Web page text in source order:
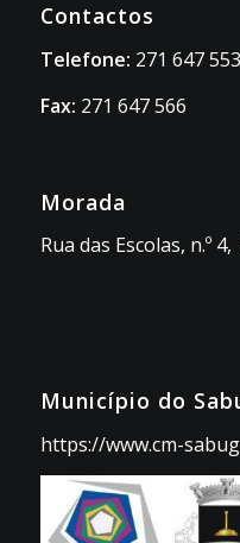
Contactos
Telefone: 271 647 553
Fax: 271 647 566
Morada
Rua das Escolas, n.º
Município do
https://www.cm-